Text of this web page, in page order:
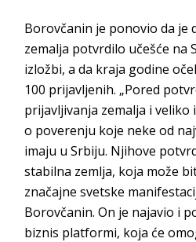
Borovčanin je ponovio da je
zemalja potvrdilo učešće na
izložbi, a da kraja godine
100 prijavljenih. „Pored
prijavljivanja zemalja i
o poverenju koje neke od
imaju u Srbiju. Njihove
stabilna zemlja, koja može
značajne svetske
Borovčanin. On je najavio i
biznis platformi, koja će